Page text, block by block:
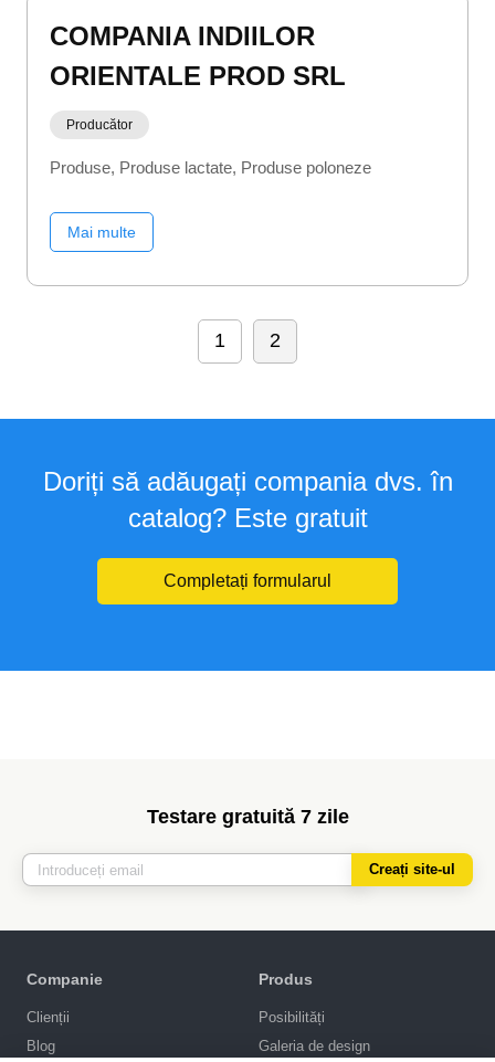
COMPANIA INDIILOR
ORIENTALE PROD SRL
Producător
Produse Produse lactate Produse poloneze
Mai multe
1 2
Doriți să adăugați compania dvs. în
catalog? Este gratuit
Completați formularul
Testare gratuită 7 zile
Creați site-ul
Companie
Clienții
Blog
Produs
Posibilități
Galeria de design